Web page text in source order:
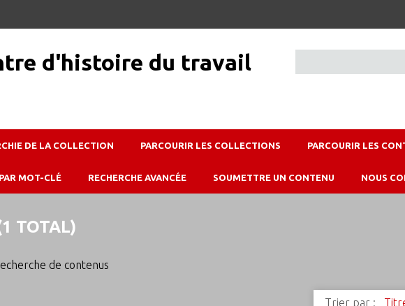
DE LA COLLECTION PARCOURIR LES COLLECTIONS PARCOURIR LES
MOT-CLÉ RECHERCHE AVANCÉE SOUMETTRE UN CONTENU NOUS
TOTAL)
de contenus
Trier par :